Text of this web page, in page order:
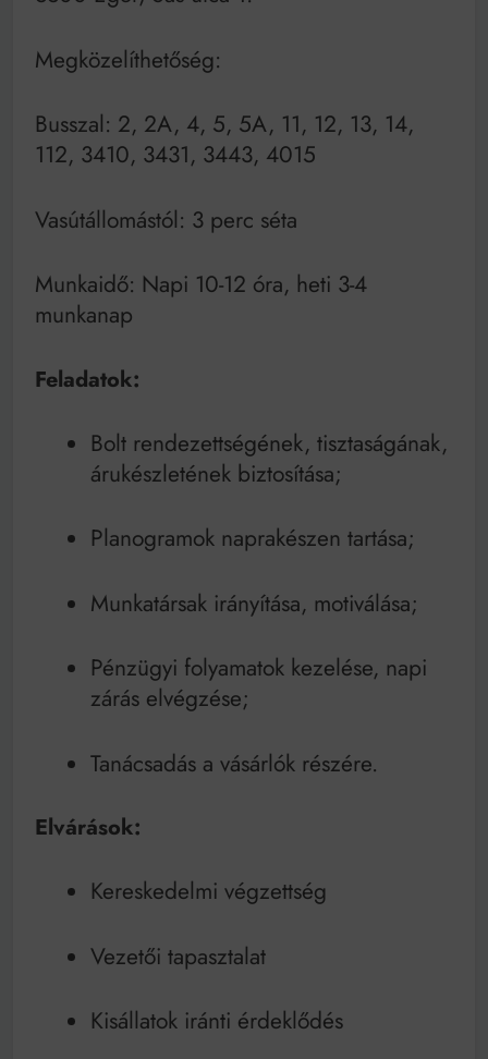
Mindenki a világot akarja uralni – de nem csak a 80-
Bitumenes lapostetők: a bevált technológia akkor
működik, ha jól van felújítva
Megközelíthetőség:
Busszal: 2, 2A, 4, 5, 5A, 11, 12, 13, 14,
112, 3410, 3431, 3443, 4015
Vasútállomástól: 3 perc séta
Munkaidő: Napi 10-12 óra, heti 3-4
munkanap
Feladatok:
Bolt rendezettségének, tisztaságának,
árukészletének biztosítása;
Planogramok naprakészen tartása;
Munkatársak irányítása, motiválása;
Pénzügyi folyamatok kezelése, napi
zárás elvégzése;
Tanácsadás a vásárlók részére.
Elvárások:
Kereskedelmi végzettség
Vezetői tapasztalat
Kisállatok iránti érdeklődés